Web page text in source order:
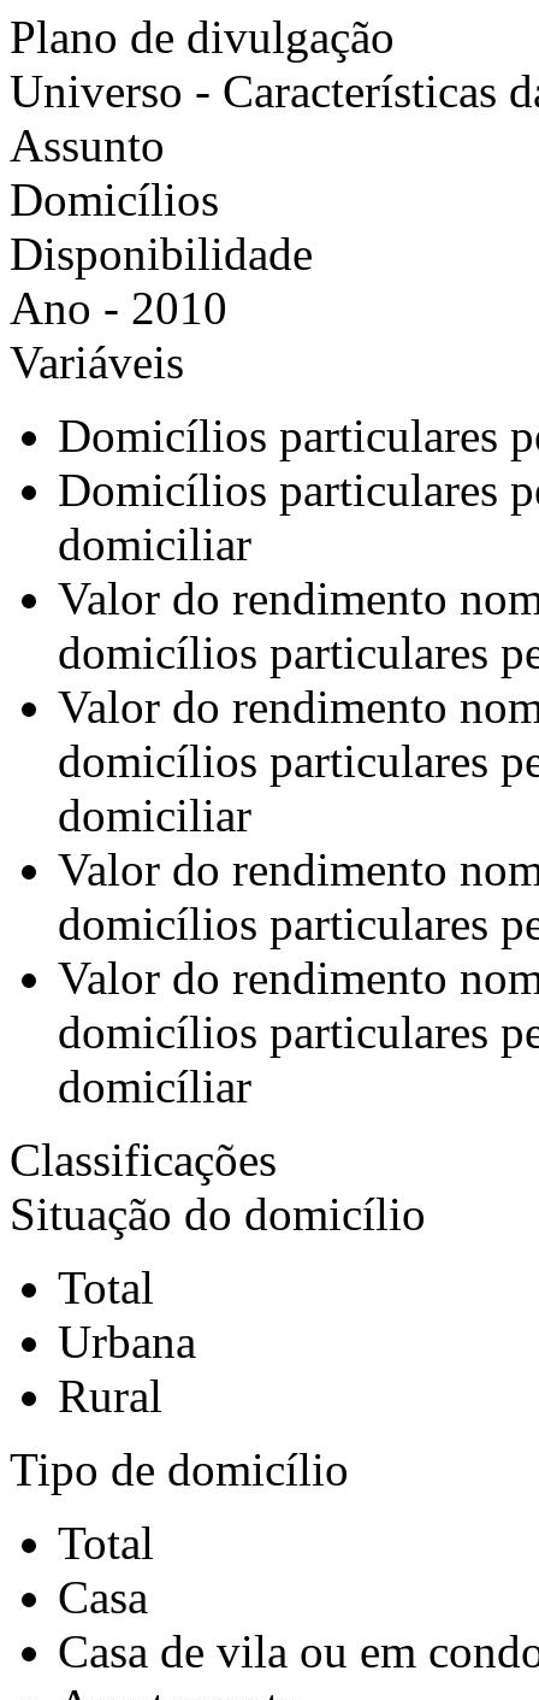
Plano de divulgação
Universo - Características
Assunto
Domicílios
Disponibilidade
Ano - 2010
Variáveis
Domicílios particulares
Domicílios particulares
domiciliar
Valor do rendimento
domicílios particulares
Valor do rendimento
domicílios particulares
domiciliar
Valor do rendimento
domicílios particulares
Valor do rendimento
domicílios particulares
domicíliar
Classificações
Situação do domicílio
Total
Urbana
Rural
Tipo de domicílio
Total
Casa
Casa de vila ou em